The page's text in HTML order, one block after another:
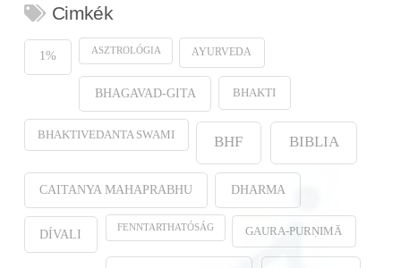
Cimkék
1% ASZTROLÓGIA AYURVEDA
BHAGAVAD-GITA BHAKTI
BHAKTIVEDANTA SWAMI BHF BIBLIA
CAITANYA MAHAPRABHU DHARMA
DÍVALI FENNTARTHATÓSÁG GAURA-PURṆIMĀ